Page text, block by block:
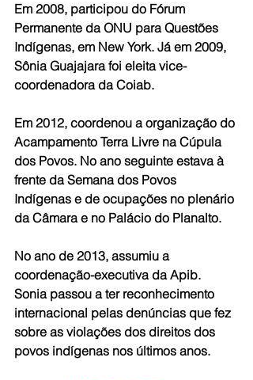
Em 2008, participou do Fórum
Permanente da ONU para Questões
Indígenas, em New York. Já em 2009,
Sônia Guajajara foi eleita vice-
coordenadora da Coiab.
Em 2012, coordenou a organização do
Acampamento Terra Livre na Cúpula
dos Povos. No ano seguinte estava à
frente da Semana dos Povos
Indígenas e de ocupações no plenário
da Câmara e no Palácio do Planalto.
No ano de 2013, assumiu a
coordenação-executiva da Apib.
Sonia passou a ter reconhecimento
internacional pelas denúncias que fez
sobre as violações dos direitos dos
povos indígenas nos últimos anos.